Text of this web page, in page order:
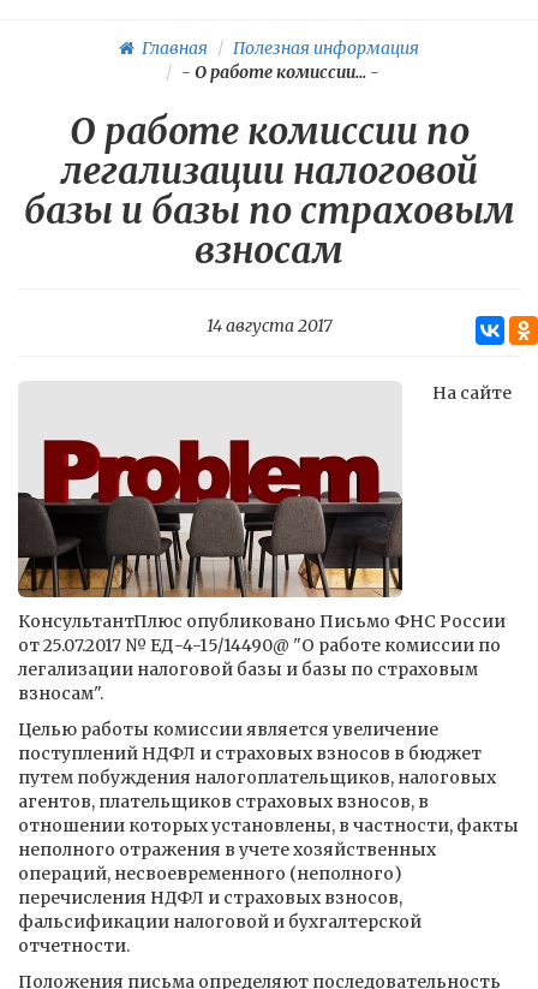
Главная
Полезная информация
- О работе комиссии...-
О работе комиссии по
легализации налоговой
базы и базы по страховым
взносам
14 августа 2017
На сайте
КонсультантПлюс опубликовано Письмо ФНС России
от 25.07.2017 № ЕД-4-15/14490@ "О работе комиссии по
легализации налоговой базы и базы по страховым
взносам".
Целью работы комиссии является увеличение
поступлений НДФЛ и страховых взносов в бюджет
путем побуждения налогоплательщиков, налоговых
агентов, плательщиков страховых взносов, в
отношении которых установлены, в частности, факты
неполного отражения в учете хозяйственных
операций, несвоевременного (неполного)
перечисления НДФЛ и страховых взносов,
фальсификации налоговой и бухгалтерской
отчетности.
Положения письма определяют последовательность